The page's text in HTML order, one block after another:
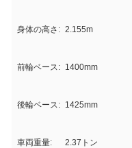
身体の高さ: 2.155m
前輪ベース: 1400mm
後輪ベース: 1425mm
車両重量: 2.37トン